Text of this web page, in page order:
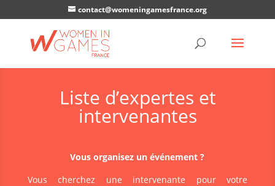
contact@womeningamesfrance.org
Liste d’expertes et
intervenantes
Vous organisez un événement ?
Vous cherchez une intervenante pour votre